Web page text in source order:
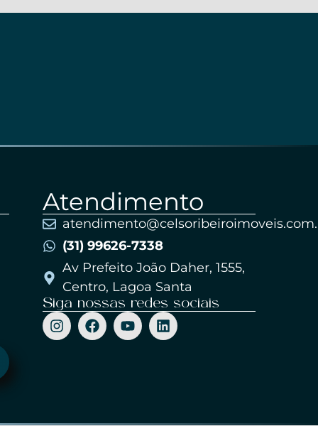
Atendimento
(31) 99626-7338
Av Prefeito João Daher, 1555,
Centro, Lagoa Santa
Siga nossas redes sociais